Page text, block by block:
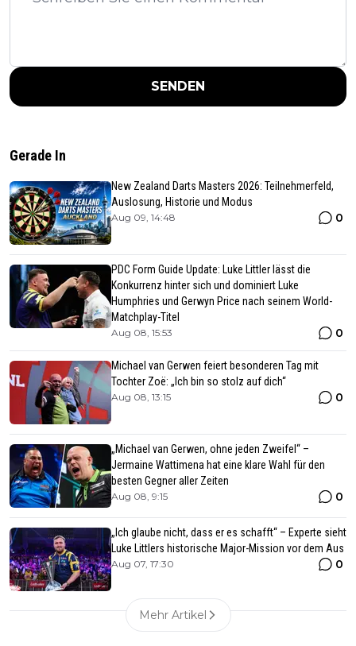
SENDEN
Gerade In
New Zealand Darts Masters 2026: Teilnehmerfeld,
Auslosung, Historie und Modus
Aug 09, 14:48 0
PDC Form Guide Update: Luke Littler lässt die
Konkurrenz hinter sich und dominiert Luke
Humphries und Gerwyn Price nach seinem World-
Matchplay-Titel
Aug 08, 15:53 0
Michael van Gerwen feiert besonderen Tag mit
Tochter Zoë: „Ich bin so stolz auf dich“
Aug 08, 13:15 0
„Michael van Gerwen, ohne jeden Zweifel“ –
Jermaine Wattimena hat eine klare Wahl für den
besten Gegner aller Zeiten
Aug 08, 9:15 0
„Ich glaube nicht, dass er es schafft“ – Experte sieht
Luke Littlers historische Major-Mission vor dem Aus
Aug 07, 17:30 0
Mehr Artikel